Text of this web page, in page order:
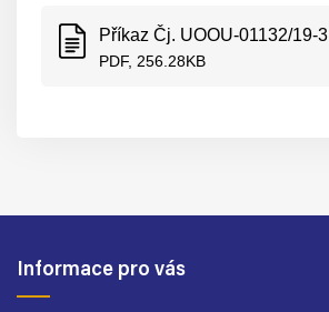
Příkaz Čj. UOOU-01132/19-3
PDF, 256.28KB
Informace pro vás